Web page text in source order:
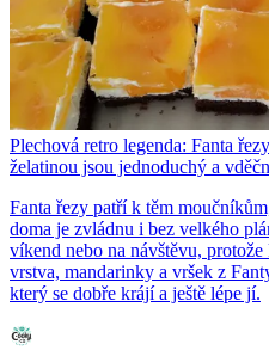
Plechová retro legenda: Fanta
želatinou jsou jednoduchý a
Fanta řezy patří k těm
doma je zvládnu i bez velkého
víkend nebo na návštěvu,
vrstva, mandarinky a vršek z
který se dobře krájí a ještě lépe jí.